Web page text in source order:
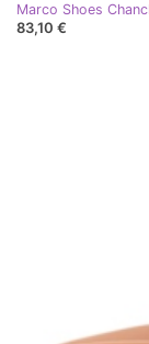
Marco Shoes
83,10 €